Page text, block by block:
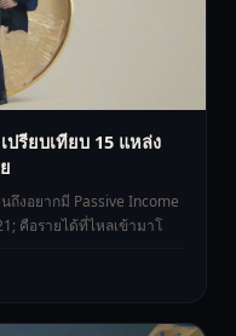
รียบเทียบ 15 แหล่ง
ถึงอยากมี Passive Income
คือรายได้ที่ไหลเข้ามาโ